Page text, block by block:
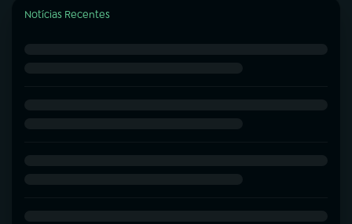
Notícias Recentes